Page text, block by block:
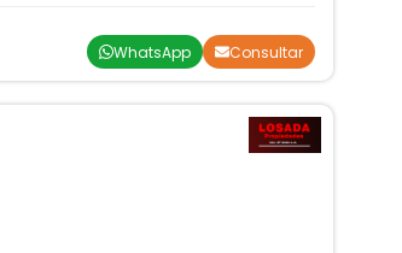
WhatsApp Consultar